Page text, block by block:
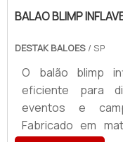
BALAO BLIMP
DESTAK BALOES / SP
O balão blimp
eficiente para
eventos e
Fabricado em